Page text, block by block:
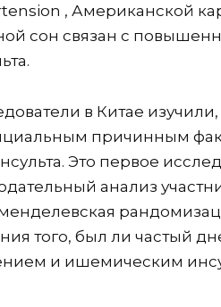
, Американской
сон связан с
в Китае
причинным
Это первое
анализ
того, был ли частый
и ишемическим